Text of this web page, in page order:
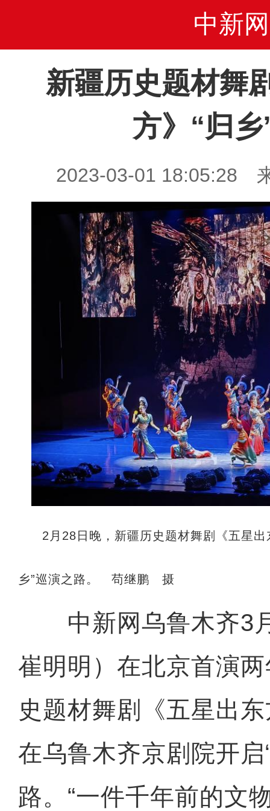
中新网
新疆历史题材舞
方》“归
2023-03-01 18:05:28
2月28日晚，新疆历史题材舞剧《五星
乡”巡演之路。 苟继鹏 摄
中新网乌鲁木齐3
崔明明）在北京首演
史题材舞剧《五星出
在乌鲁木齐京剧院开启
路。“一件千年前的文